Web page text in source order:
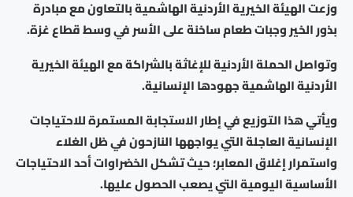
وزعت الهيئة الخيرية الأردنية الهاشمية بالتعاون مع مبادرة
بذور الخير وجبات طعام ساخنة على الأسر في وسط قطاع غزة.
وتواصل الحملة الأردنية للإغاثة بالشراكة مع الهيئة الخيرية
الأردنية الهاشمية جهودها الإنسانية.
ويأتي هذا التوزيع في إطار الاستجابة المستمرة للاحتياجات
الإنسانية العاجلة التي يواجهها النازحون في ظل الغلاء
واستمرار إغلاق المعابر؛ حيث تشكل الخضراوات أحد الاحتياجات
الأساسية اليومية التي يصعب الحصول عليها.